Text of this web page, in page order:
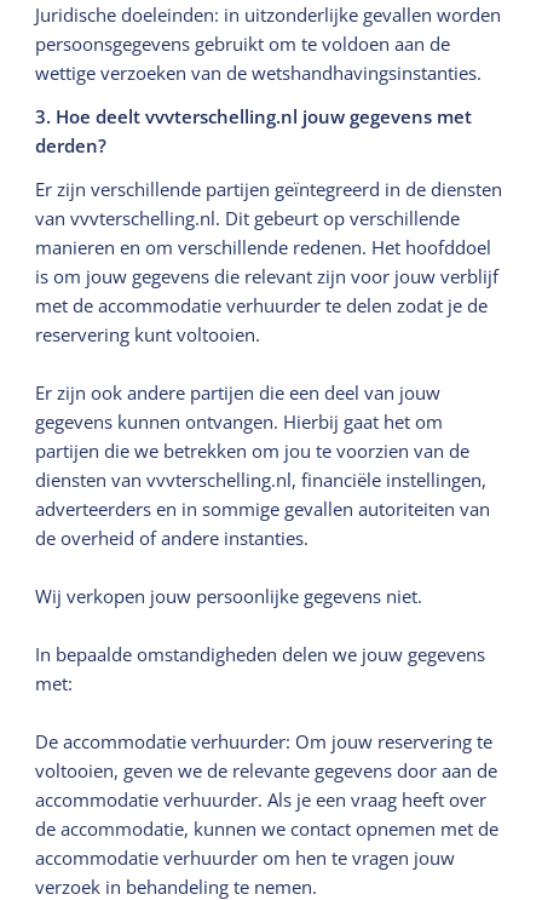
Juridische doeleinden: in uitzonderlijke gevallen worden
persoonsgegevens gebruikt om te voldoen aan de
wettige verzoeken van de wetshandhavingsinstanties.
3. Hoe deelt vvvterschelling.nl jouw gegevens met
derden?
Er zijn verschillende partijen geïntegreerd in de diensten
van vvvterschelling.nl. Dit gebeurt op verschillende
manieren en om verschillende redenen. Het hoofddoel
is om jouw gegevens die relevant zijn voor jouw verblijf
met de accommodatie verhuurder te delen zodat je de
reservering kunt voltooien.
Er zijn ook andere partijen die een deel van jouw
gegevens kunnen ontvangen. Hierbij gaat het om
partijen die we betrekken om jou te voorzien van de
diensten van vvvterschelling.nl, financiële instellingen,
adverteerders en in sommige gevallen autoriteiten van
de overheid of andere instanties.
Wij verkopen jouw persoonlijke gegevens niet.
In bepaalde omstandigheden delen we jouw gegevens
met:
De accommodatie verhuurder: Om jouw reservering te
voltooien, geven we de relevante gegevens door aan de
accommodatie verhuurder. Als je een vraag heeft over
de accommodatie, kunnen we contact opnemen met de
accommodatie verhuurder om hen te vragen jouw
verzoek in behandeling te nemen.